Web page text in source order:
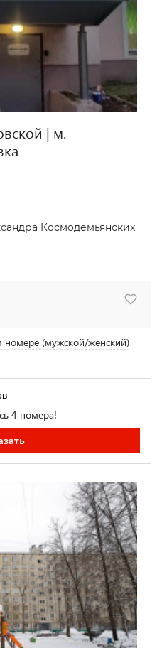
| м.
Космодемьянских
(мужской/женский)
4 номера!